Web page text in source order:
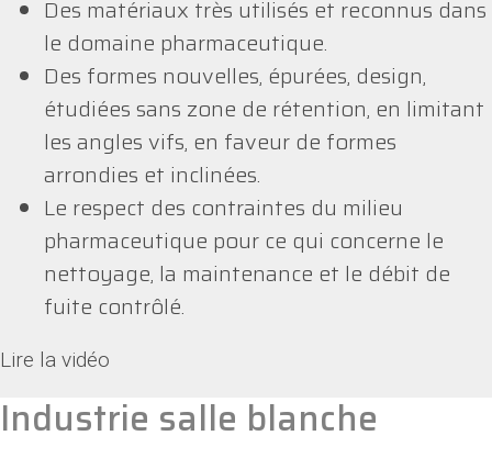
Des matériaux très utilisés et reconnus dans
le domaine pharmaceutique.
Des formes nouvelles, épurées, design,
étudiées sans zone de rétention, en limitant
les angles vifs, en faveur de formes
arrondies et inclinées.
Le respect des contraintes du milieu
pharmaceutique pour ce qui concerne le
nettoyage, la maintenance et le débit de
fuite contrôlé.
Lire la vidéo
Industrie salle blanche